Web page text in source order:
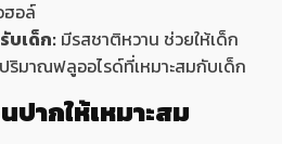
ฮอล์
บเด็ก: มีรสชาติหวาน ช่วยให้เด็ก
ริมาณฟลูออไรด์ที่เหมาะสมกับเด็ก
ากให้เหมาะสม